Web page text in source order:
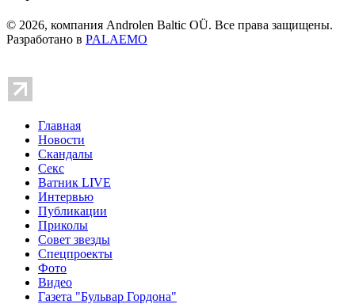
© 2026, компания Androlen Baltic OÜ. Все права защищены.
Разработано в PALAEMO
Главная
Новости
Скандалы
Секс
Ватник LIVE
Интервью
Публикации
Приколы
Совет звезды
Спецпроекты
Фото
Видео
Газета "Бульвар Гордона"